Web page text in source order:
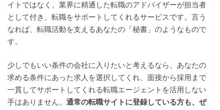
イトではなく、業界に精通した転職のアドバイザーが担当者
として付き、転職をサポートしてくれるサービスです。言う
なれば、転職活動を支えるあなたの「秘書」のようなもので
す。
少しでもいい条件の会社に入りたいと考えるなら、あなたの
求める条件にあった求人を選択してくれ、面接から採用まで
一貫してサポートしてくれる転職エージェントを活用しない
手はありません。 通常の転職サイトに登録している方も、ぜ